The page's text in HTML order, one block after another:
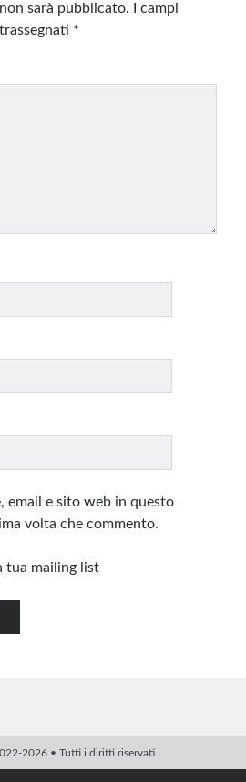
sarà pubblicato.
I campi
*
email e sito web in questo
volta che commento.
tua mailing list
2026 • Tutti i diritti riservati